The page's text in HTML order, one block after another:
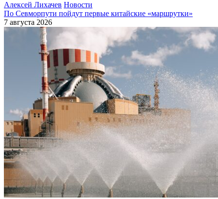
Алексей Лихачев Новости
По Севморпути пойдут первые китайские «маршрутки»
7 августа 2026